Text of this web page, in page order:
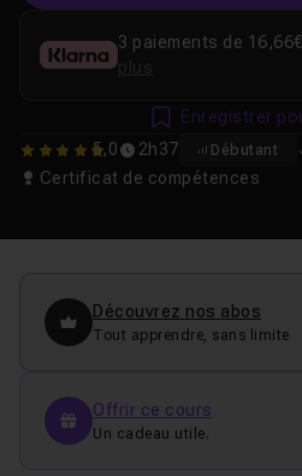
5 5,0 2h37 Débutant
Certificat de compétences
3 paiements de
Enregistrer
Découvrez nos abos
Tout apprendre, sans limite
Offrir ce cours
Un cadeau utile.